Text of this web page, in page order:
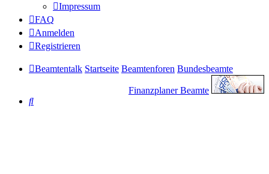
Impressum
FAQ
Anmelden
Registrieren
Beamtentalk Startseite Beamtenforen Bundesbeamte
Finanzplaner Beamte
Suche